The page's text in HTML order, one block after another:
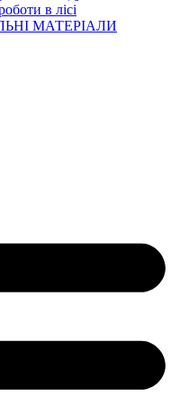
в лісі
МАТЕРІАЛИ